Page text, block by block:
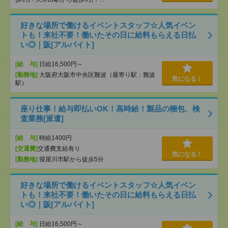
好きな場所で働けるイベントスタッフ☆人気イベン
トも！来社不要！働いたその日に給料もらえる日払
い◎｜阪[アルバイト]
[給 与] 日給16,500円～
[勤務地] 大阪府大阪市中央区難波（最寄り駅：難波
駅）
気になる！
座り仕事！給与即払いOK！高時給！製品の梱包、検
査業務[派遣]
[給 与] 時給1400円
[交通費]交通費支給有り
[勤務地] 寝屋川市駅から徒歩5分
気になる！
好きな場所で働けるイベントスタッフ☆人気イベン
トも！来社不要！働いたその日に給料もらえる日払
い◎｜阪[アルバイト]
[給 与] 日給16,500円～